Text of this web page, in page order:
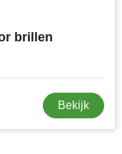
brillen
Bekijk